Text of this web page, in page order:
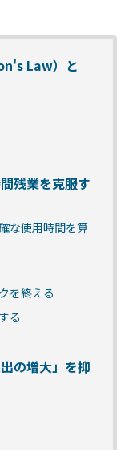
Law）と
残業を克服す
な使用時間を算
を終える
る
の増大」を抑